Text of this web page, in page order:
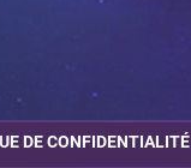
DE CONFIDENTIALITÉ